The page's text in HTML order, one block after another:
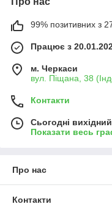
99% позитивних з
Працює з
м. Черкаси
вул. Піщана, 38
Контакти
Сьогодні вихідний
Показати весь
Про нас
Контакти